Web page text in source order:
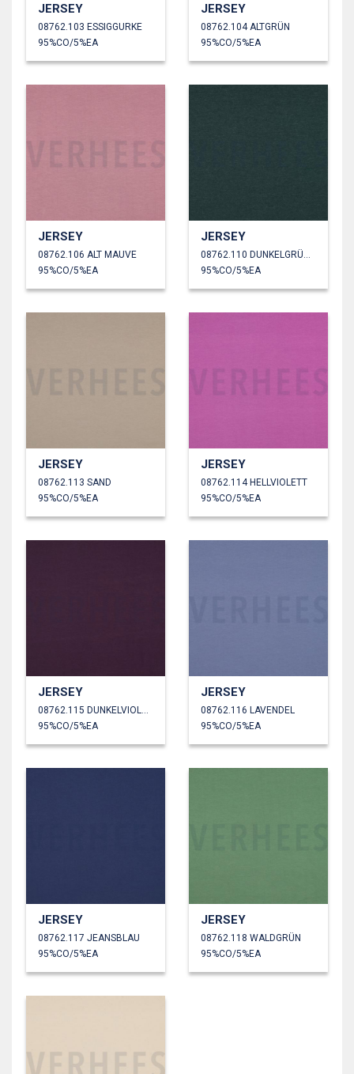
JERSEY
08762.103 ESSIGGURKE
95%CO/5%EA
JERSEY
08762.104 ALTGRÜN
95%CO/5%EA
JERSEY
08762.106 ALT MAUVE
95%CO/5%EA
JERSEY
95%CO/5%EA
JERSEY
08762.113 SAND
95%CO/5%EA
JERSEY
08762.114 HELLVIOLETT
95%CO/5%EA
JERSEY
95%CO/5%EA
JERSEY
08762.116 LAVENDEL
95%CO/5%EA
JERSEY
08762.117 JEANSBLAU
95%CO/5%EA
JERSEY
08762.118 WALDGRÜN
95%CO/5%EA